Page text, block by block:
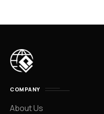
COMPANY
About Us